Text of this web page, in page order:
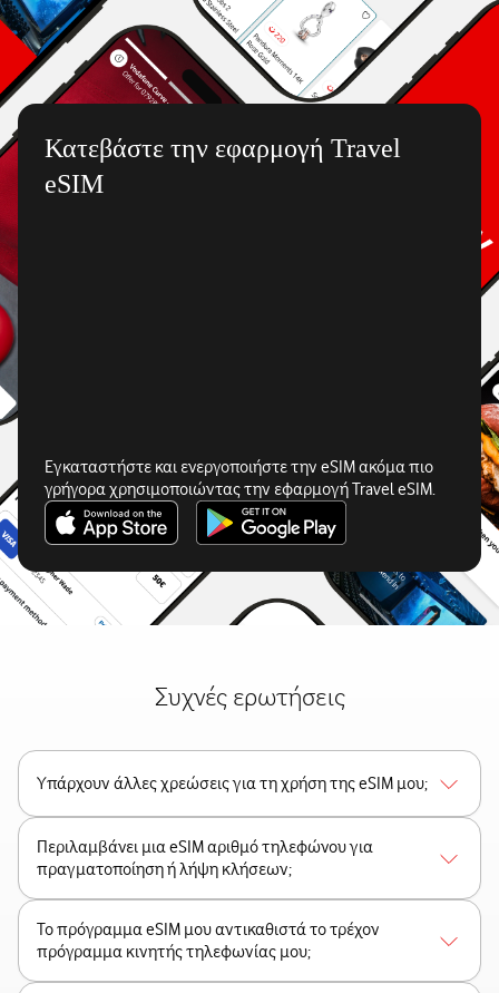
Κατεβάστε την εφαρμογή Travel
eSIM
Εγκαταστήστε και ενεργοποιήστε την eSIM ακόμα πιο
γρήγορα χρησιμοποιώντας την εφαρμογή Travel eSIM.
Συχνές ερωτήσεις
Υπάρχουν άλλες χρεώσεις για τη χρήση της eSIM μου;
Περιλαμβάνει μια eSIM αριθμό τηλεφώνου για
πραγματοποίηση ή λήψη κλήσεων;
Το πρόγραμμα eSIM μου αντικαθιστά το τρέχον
πρόγραμμα κινητής τηλεφωνίας μου;